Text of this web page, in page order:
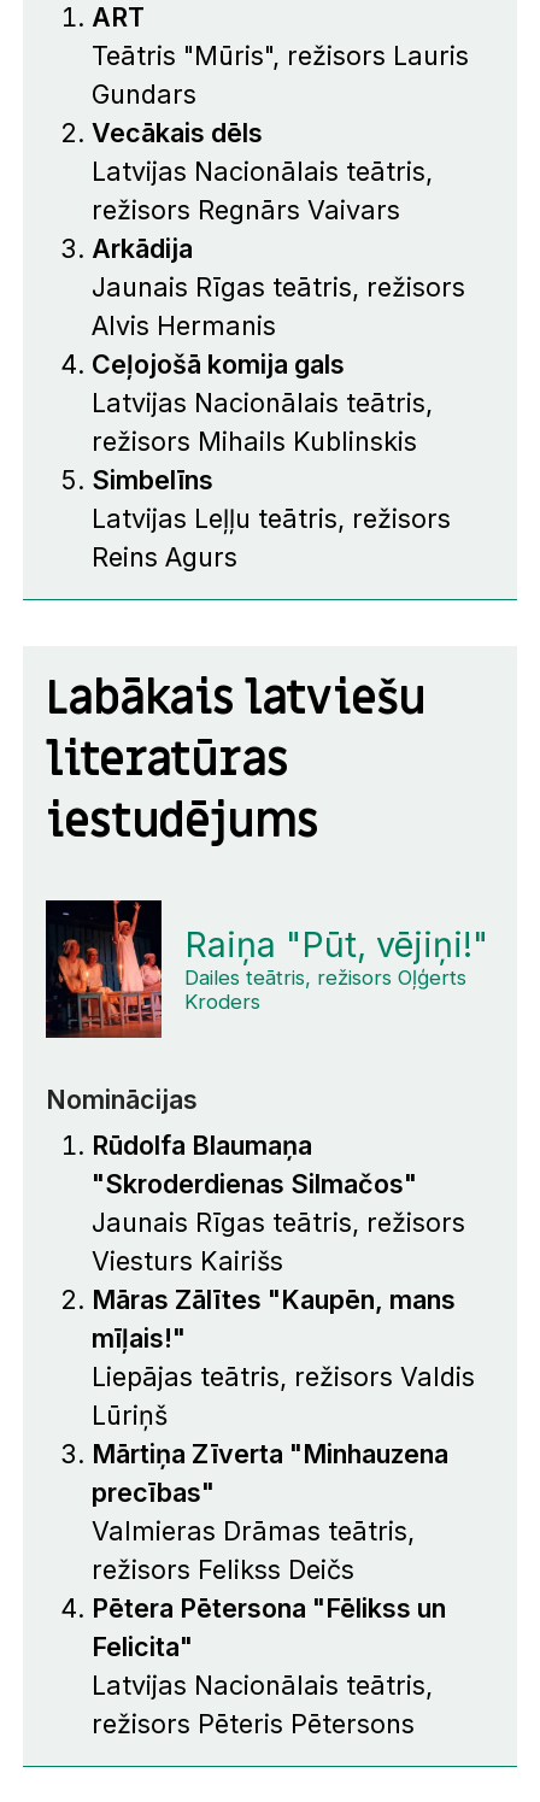
ART
Teātris "Mūris", režisors Lauris
Gundars
Vecākais dēls
Latvijas Nacionālais teātris,
režisors Regnārs Vaivars
Arkādija
Jaunais Rīgas teātris, režisors
Alvis Hermanis
Ceļojošā komija gals
Latvijas Nacionālais teātris,
režisors Mihails Kublinskis
Simbelīns
Latvijas Leļļu teātris, režisors
Reins Agurs
Labākais latviešu
literatūras
iestudējums
Raiņa "Pūt, vējiņi!"
Dailes teātris, režisors Oļģerts
Kroders
Nominācijas
Rūdolfa Blaumaņa
"Skroderdienas Silmačos"
Jaunais Rīgas teātris, režisors
Viesturs Kairišs
Māras Zālītes "Kaupēn, mans
mīļais!"
Liepājas teātris, režisors Valdis
Lūriņš
Mārtiņa Zīverta "Minhauzena
precības"
Valmieras Drāmas teātris,
režisors Felikss Deičs
Pētera Pētersona "Fēlikss un
Felicita"
Latvijas Nacionālais teātris,
režisors Pēteris Pētersons